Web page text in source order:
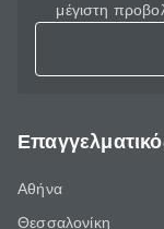
μέγιστη
Αθήνα
Θεσσαλονίκη